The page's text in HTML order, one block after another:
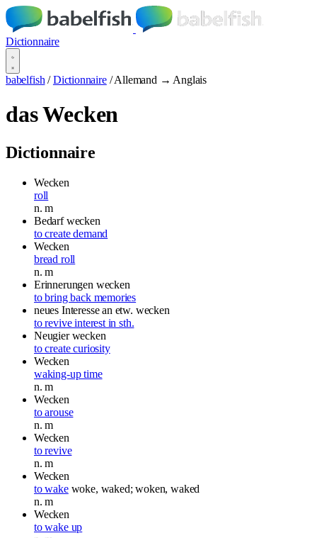
Dictionnaire
babelfish / Dictionnaire / Allemand → Anglais
das Wecken
Dictionnaire
Wecken
roll
n.m
Bedarf wecken
to create demand
Wecken
bread roll
n.m
Erinnerungen wecken
to bring back memories
neues Interesse an etw. wecken
to revive interest in sth.
Neugier wecken
to create curiosity
Wecken
waking-up time
n.m
Wecken
to arouse
n.m
Wecken
to revive
n.m
Wecken
to wake woke, waked; woken, waked
n.m
Wecken
to wake up